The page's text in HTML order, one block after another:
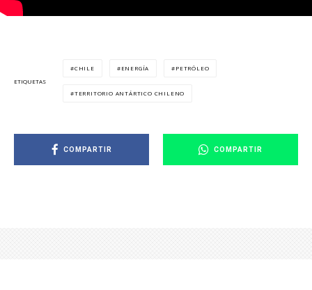
ETIQUETAS
CHILE ENERGÍA PETRÓLEO
TERRITORIO ANTÁRTICO CHILENO
COMPARTIR COMPARTIR